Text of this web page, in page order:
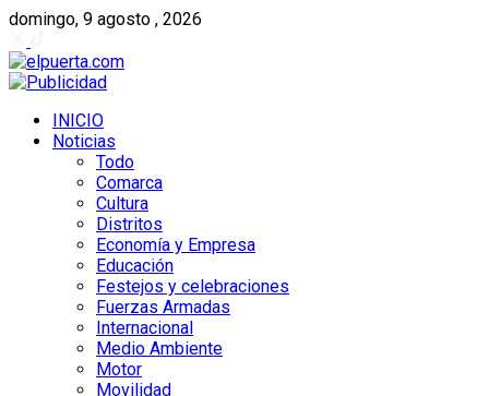
domingo, 9 agosto , 2026
INICIO
Noticias
Todo
Comarca
Cultura
Distritos
Economía y Empresa
Educación
Festejos y celebraciones
Fuerzas Armadas
Internacional
Medio Ambiente
Motor
Movilidad